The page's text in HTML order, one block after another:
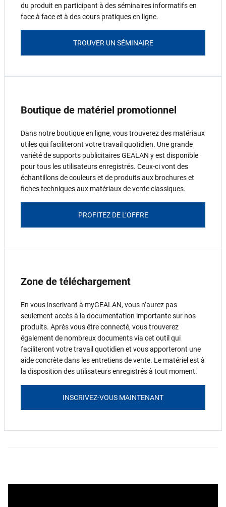
du produit en participant à des séminaires informatifs en
face à face et à des cours pratiques en ligne.
TROUVER UN SÉMINAIRE
Boutique de matériel promotionnel
Dans notre boutique en ligne, vous trouverez des matériaux
utiles qui faciliteront votre travail quotidien. Une grande
variété de supports publicitaires GEALAN y est disponible
pour tous les utilisateurs enregistrés. Ceux-ci vont des
échantillons de couleurs et de produits aux brochures et
fiches techniques aux matériaux de vente classiques.
PROFITEZ DE L’OFFRE
Zone de téléchargement
En vous inscrivant à myGEALAN, vous n’aurez pas
seulement accès à la documentation importante sur nos
produits. Après vous être connecté, vous trouverez
également de nombreux documents via cet outil qui
faciliteront votre travail quotidien et vous apporteront une
aide concrète dans les entretiens de vente. Le matériel est à
la disposition des utilisateurs enregistrés à tout moment.
INSCRIVEZ-VOUS MAINTENANT